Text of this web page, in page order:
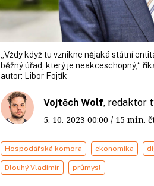
„Vždy když tu vznikne nějaká státní
běžný úřad, který je neakceschopný,“
autor: Libor Fojtík
Vojtěch Wolf, redaktor
5. 10. 2023 00:00 / 15 min.
Hospodářská komora ekonomika
Dlouhý Vladimír průmysl